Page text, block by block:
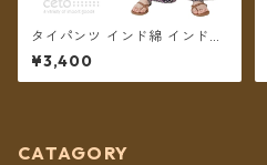
タイパンツ インド綿 インド更
紗 no.5 アジアンパッチワーク
風プリント 4カラー ロング丈
【メール便送料無料】
¥3,400
CATAGORY